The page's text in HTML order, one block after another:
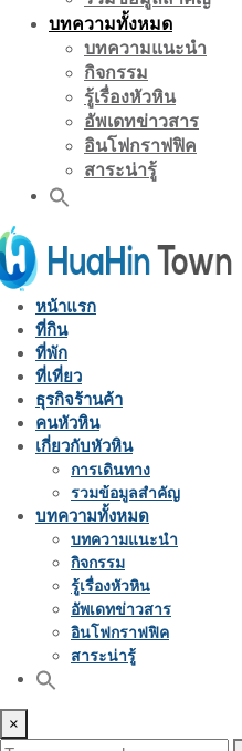
บทความทั้งหมด
บทความแนะนำ
กิจกรรม
รู้เรื่องหัวหิน
อัพเดทข่าวสาร
อินโฟกราฟฟิค
สาระน่ารู้
หน้าแรก
ที่กิน
ที่พัก
ที่เที่ยว
ธุรกิจร้านค้า
คนหัวหิน
เกี่ยวกับหัวหิน
การเดินทาง
รวมข้อมูลสำคัญ
บทความทั้งหมด
บทความแนะนำ
กิจกรรม
รู้เรื่องหัวหิน
อัพเดทข่าวสาร
อินโฟกราฟฟิค
สาระน่ารู้
×